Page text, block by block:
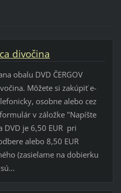
divočina
obalu DVD ČERGOV
Môžete si zakúpiť e-
osobne alebo cez
v záložke "Napíšte
DVD je 6,50 EUR pri
alebo 8,50 EUR
(zasielame na dobierku